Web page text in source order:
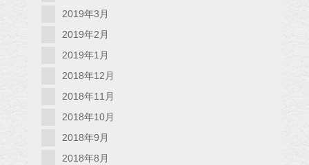
2019年3月
2019年2月
2019年1月
2018年12月
2018年11月
2018年10月
2018年9月
2018年8月